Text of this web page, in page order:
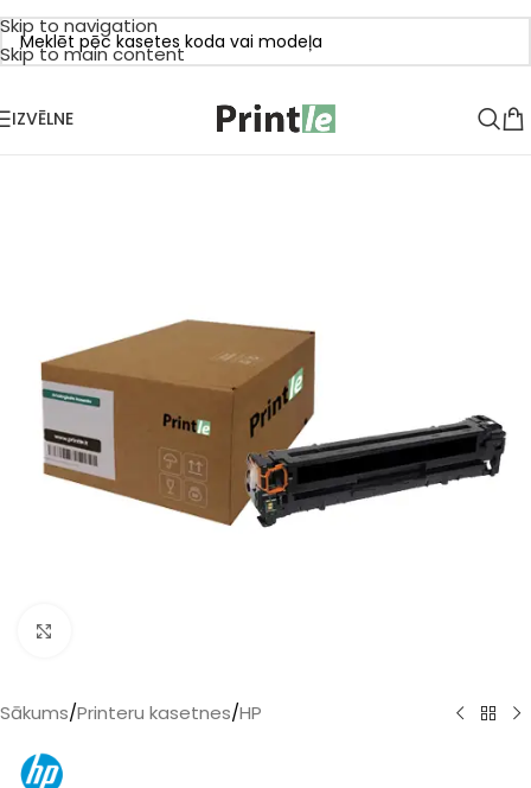
Skip to navigation
Skip to main content
IZVĒLNE
Sākums/Printeru kasetnes/HP